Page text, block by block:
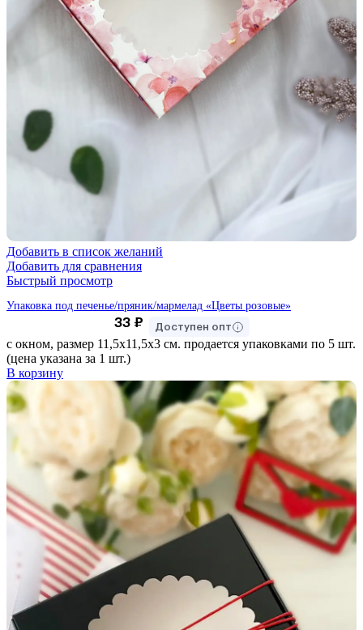
Добавить в список желаний
Добавить для сравнения
Быстрый просмотр
Упаковка под печенье/пряник/мармелад «Цветы розовые»
33 ₽ Доступен опт
с окном, размер 11,5х11,5х3 см. продается упаковками по 5 шт.
(цена указана за 1 шт.)
В корзину